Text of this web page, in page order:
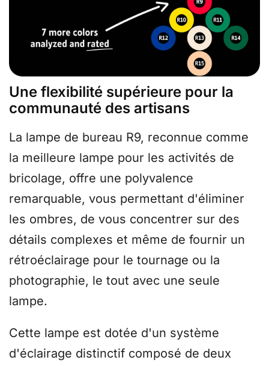
Une flexibilité supérieure pour la
communauté des artisans
La lampe de bureau R9, reconnue comme
la meilleure lampe pour les activités de
bricolage, offre une polyvalence
remarquable, vous permettant d'éliminer
les ombres, de vous concentrer sur des
détails complexes et même de fournir un
rétroéclairage pour le tournage ou la
photographie, le tout avec une seule
lampe.
Cette lampe est dotée d'un système
d'éclairage distinctif composé de deux